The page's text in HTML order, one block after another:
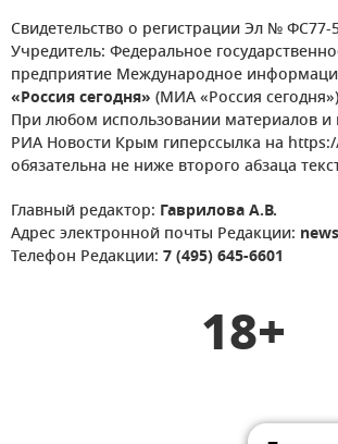
Свидетельство о регистрации Эл № ФС77-
Учредитель: Федеральное
предприятие Международное
«Россия сегодня» (МИА «Россия
При любом использовании материалов и
РИА Новости Крым гиперссылка на
обязательна не ниже второго абзаца
Главный редактор: Гаврилова А.В.
Адрес электронной почты Редакции:
Телефон Редакции: 7 (495) 645-6601
18+